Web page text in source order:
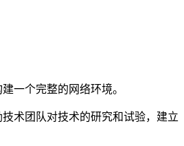
一个完整的网络环境。
术团队对技术的研究和试验，建立